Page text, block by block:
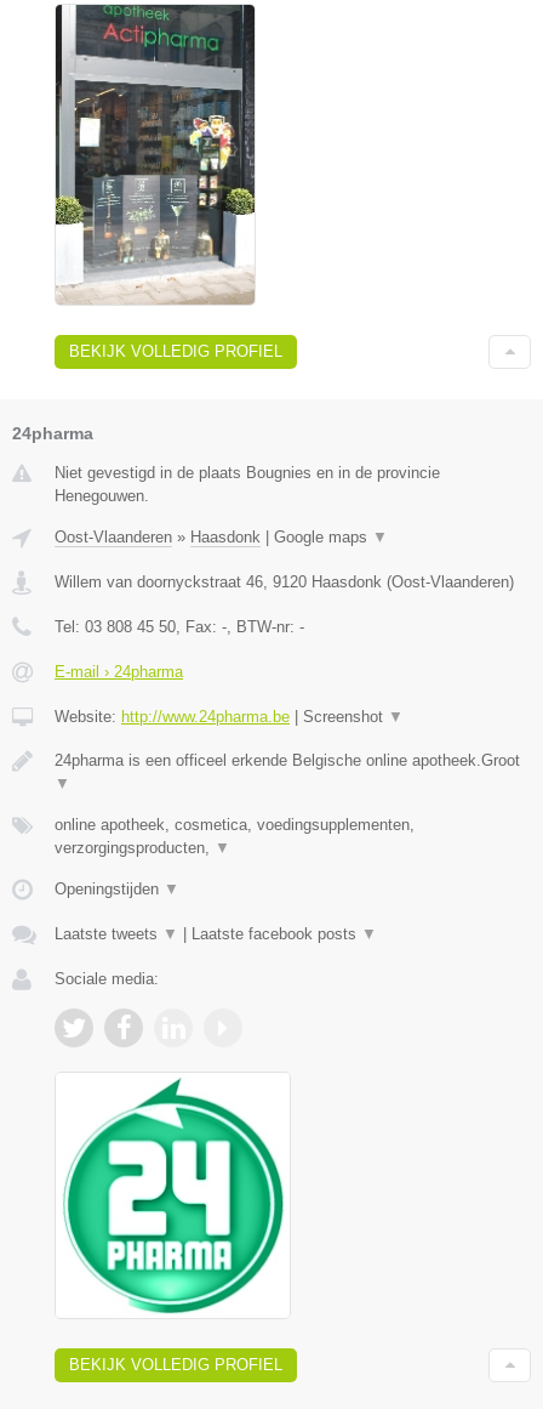
BEKIJK VOLLEDIG PROFIEL
24pharma
Niet gevestigd in de plaats Bougnies en in de provincie
Henegouwen.
Oost-Vlaanderen » Haasdonk Google maps ▼
Willem van doornyckstraat 46 9120 Haasdonk (Oost-Vlaanderen)
Tel: 03 808 45 50 , Fax: - , BTW-nr: -
E-mail › 24pharma
Website: http://www.24pharma.be Screenshot ▼
24pharma is een officeel erkende Belgische online apotheek.Groot
▼
online apotheek, cosmetica, voedingsupplementen,
verzorgingsproducten,
▼
Openingstijden ▼
Laatste tweets ▼ Laatste facebook posts ▼
Sociale media:
BEKIJK VOLLEDIG PROFIEL